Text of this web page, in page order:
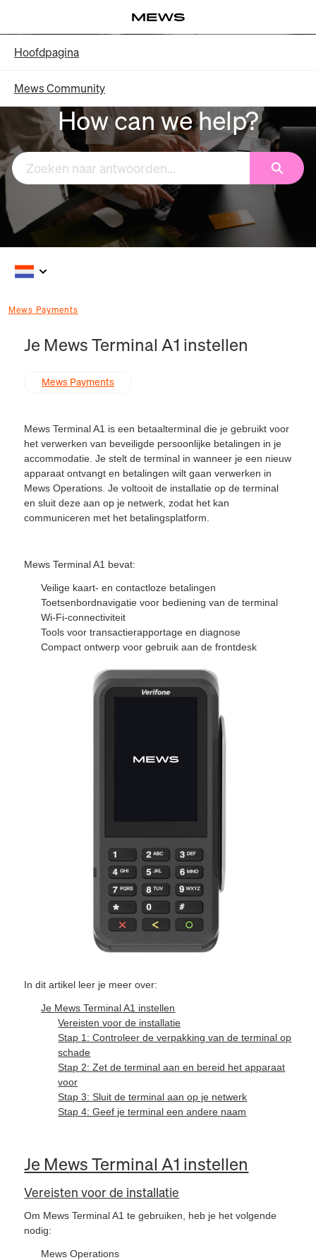
naar
hoofdinhoud
Hoofdpagina
Mews Community
How can we help?
Zoeken
Mews Payments
Je Mews Terminal A1 instellen
Mews Payments
Mews Terminal A1 is een betaalterminal die je gebruikt voor
het verwerken van beveiligde persoonlijke betalingen in je
accommodatie. Je stelt de terminal in wanneer je een nieuw
apparaat ontvangt en betalingen wilt gaan verwerken in
Mews Operations. Je voltooit de installatie op de terminal
en sluit deze aan op je netwerk, zodat het kan
communiceren met het betalingsplatform.
Mews Terminal A1 bevat:
Veilige kaart- en contactloze betalingen
Toetsenbordnavigatie voor bediening van de terminal
Wi-Fi-connectiviteit
Tools voor transactierapportage en diagnose
Compact ontwerp voor gebruik aan de frontdesk
In dit artikel leer je meer over:
Je Mews Terminal A1 instellen
Vereisten voor de installatie
Stap 1: Controleer de verpakking van de terminal op
schade
Stap 2: Zet de terminal aan en bereid het apparaat
voor
Stap 3: Sluit de terminal aan op je netwerk
Stap 4: Geef je terminal een andere naam
Je Mews Terminal A1 instellen
Vereisten voor de installatie
Om Mews Terminal A1 te gebruiken, heb je het volgende
nodig:
Mews Operations